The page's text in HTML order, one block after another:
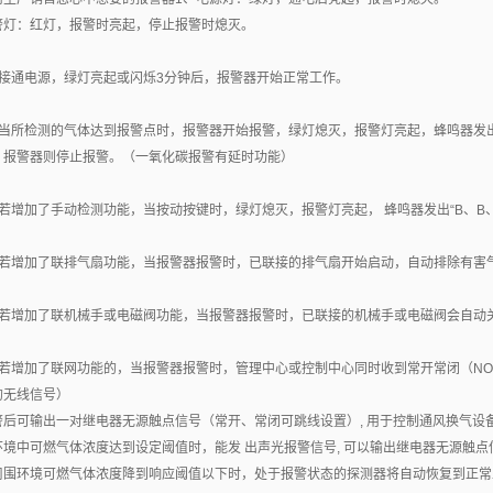
：红灯，报警时亮起，停止报警时熄灭。
通电源，绿灯亮起或闪烁3分钟后，报警器开始正常工作。
所检测的气体达到报警点时，报警器开始报警，绿灯熄灭，报警灯亮起，蜂鸣器
报警器则停止报警。（一氧化碳报警有延时功能）
增加了手动检测功能，当按动按键时，绿灯熄灭，报警灯亮起， 蜂鸣器发出“B、B
增加了联排气扇功能，当报警器报警时，已联接的排气扇开始启动，自动排除有害
增加了联机械手或电磁阀功能，当报警器报警时，已联接的机械手或电磁阀会自
增加了联网功能的，当报警器报警时，管理中心或控制中心同时收到常开常闭（
线信号）
后可输出一对继电器无源触点信号（常开、常闭可跳线设置）, 用于控制通风换气
境中可燃气体浓度达到设定阈值时，能发 出声光报警信号, 可以输出继电器无源触点
围环境可燃气体浓度降到响应阈值以下时，处于报警状态的探测器将自动恢复到正